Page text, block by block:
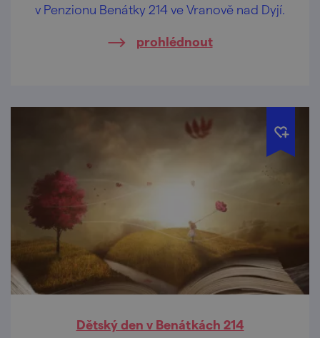
v Penzionu Benátky 214 ve Vranově nad Dyjí.
prohlédnout
Dětský den v Benátkách 214